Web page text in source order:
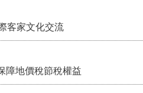
客家文化交流
障地價稅節稅權益